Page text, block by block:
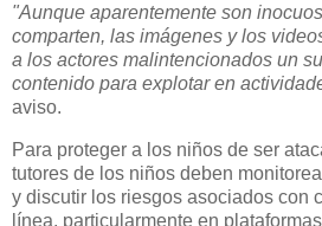
"Aunque aparentemente son
comparten, las imágenes y los
a los actores malintencionados un
contenido para explotar en
aviso.
Para proteger a los niños de ser
tutores de los niños deben
y discutir los riesgos asociados con
línea, particularmente en